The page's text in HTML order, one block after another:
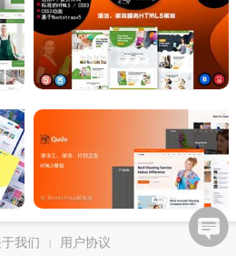
我们 | 用户协议